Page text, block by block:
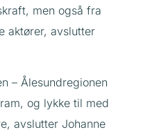
men også fra
aktører, avslutter
– Ålesundregionen
og lykke til med
avslutter Johanne